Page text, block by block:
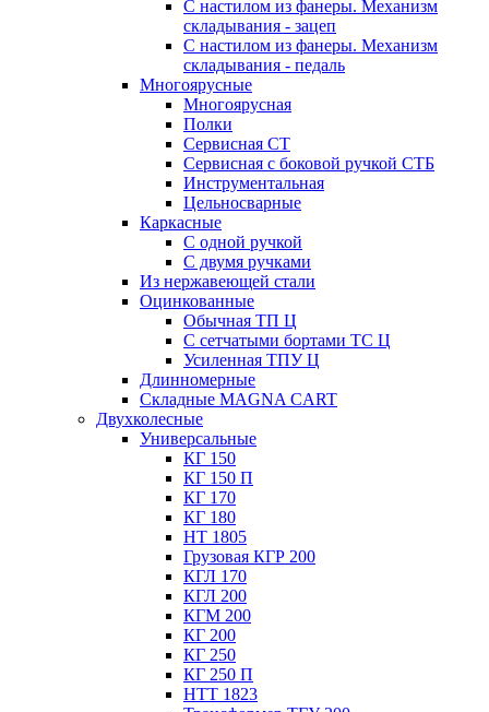
С настилом из фанеры. Механизм
складывания - зацеп
С настилом из фанеры. Механизм
складывания - педаль
Многоярусные
Многоярусная
Полки
Сервисная СТ
Сервисная с боковой ручкой СТБ
Инструментальная
Цельносварные
Каркасные
С одной ручкой
С двумя ручками
Из нержавеющей стали
Оцинкованные
Обычная ТП Ц
С сетчатыми бортами ТС Ц
Усиленная ТПУ Ц
Длинномерные
Складные MAGNA CART
Двухколесные
Универсальные
КГ 150
КГ 150 П
КГ 170
КГ 180
НТ 1805
Грузовая КГР 200
КГЛ 170
КГЛ 200
КГМ 200
КГ 200
КГ 250
КГ 250 П
НТТ 1823